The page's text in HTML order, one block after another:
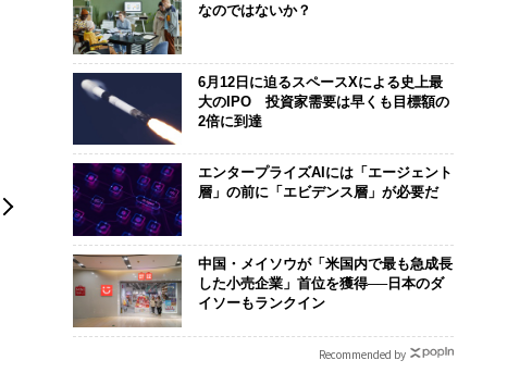
伝統を礎に、未来を再定
義する 125年企業BAT
が挑むスモークレスな未
来
革新は下山で生まれる─
─レクサスが新型TZとE
Sに込めた「DISCOVE
R」の哲学
代の金融パラ
ト、「超個別
【MUFG×ウ
なのではないか？
6月12日に迫るスペースXによる史上最
大のIPO 投資家需要は早くも目標額の
2倍に到達
エンタープライズAIには「エージェント
層」の前に「エビデンス層」が必要だ
中国・メイソウが「米国内で最も急成長
した小売企業」首位を獲得──日本のダ
イソーもランクイン
Recommended by